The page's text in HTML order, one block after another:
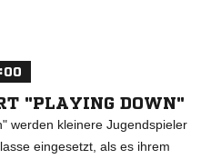
"PLAYING DOWN"
werden kleinere Jugendspieler
eingesetzt, als es ihrem